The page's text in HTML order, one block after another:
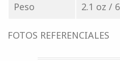
Peso
2.1 oz /
FOTOS REFERENCIALES